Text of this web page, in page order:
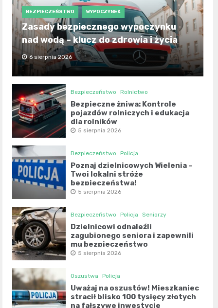
BEZPIECZEŃSTWO WYPOCZYNEK
Zasady bezpiecznego wypoczynku
nad wodą – klucz do zdrowia i życia
6 sierpnia 2026
Bezpieczeństwo Rolnictwo
Bezpieczne żniwa: Kontrole
pojazdów rolniczych i edukacja
dla rolników
5 sierpnia 2026
Bezpieczeństwo Policja
Poznaj dzielnicowych Wielenia –
Twoi lokalni stróże
bezpieczeństwa!
5 sierpnia 2026
Bezpieczeństwo Policja Seniorzy
Dzielnicowi odnaleźli
zagubionego seniora i zapewnili
mu bezpieczeństwo
5 sierpnia 2026
Oszustwa Policja
Uważaj na oszustów! Mieszkaniec
stracił blisko 100 tysięcy złotych
na fałszywe inwestycje